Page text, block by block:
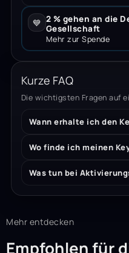
💙 2 % gehen an die
Gesellschaft
Mehr zur Spende
Kurze FAQ
Die wichtigsten Fragen auf
Wann erhalte ich den
Wo finde ich meinen
Was tun bei
Mehr entdecken
Empfohlen für